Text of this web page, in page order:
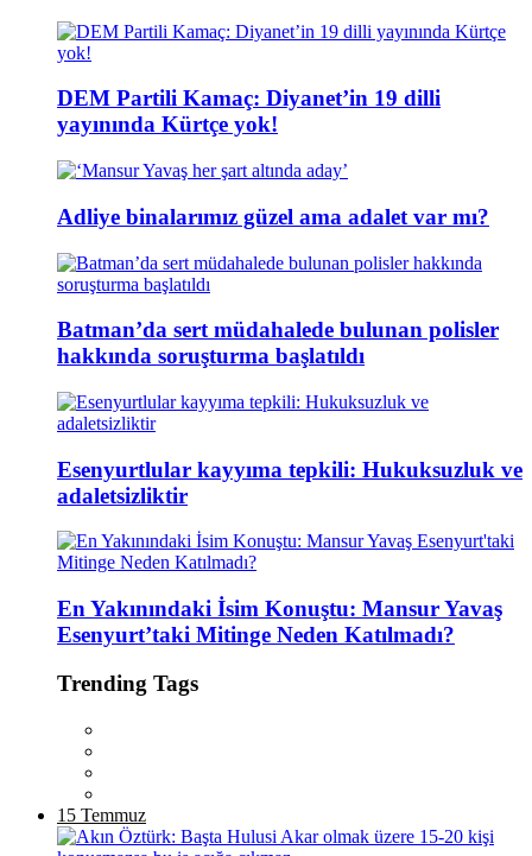
DEM Partili Kamaç: Diyanet’in 19 dilli
yayınında Kürtçe yok!
Adliye binalarımız güzel ama adalet var mı?
Batman’da sert müdahalede bulunan polisler
hakkında soruşturma başlatıldı
Esenyurtlular kayyıma tepkili: Hukuksuzluk ve
adaletsizliktir
En Yakınındaki İsim Konuştu: Mansur Yavaş
Esenyurt’taki Mitinge Neden Katılmadı?
Trending Tags
15 Temmuz